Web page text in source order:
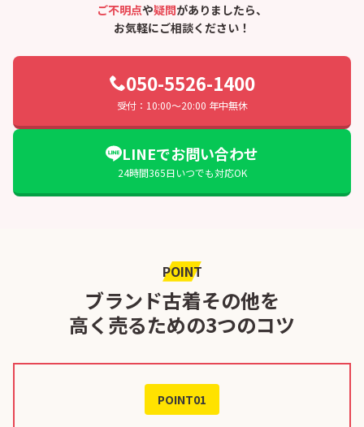
ご不明点や疑問がありましたら、
お気軽にご相談ください！
050-5526-1400
受付：10:00〜20:00 年中無休
LINEでお問い合わせ
24時間365日いつでも対応OK
POINT
ブランド古着その他を
高く売るための3つのコツ
POINT01